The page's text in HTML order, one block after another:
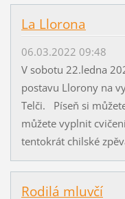
La Llorona
06.03.2022 09:48
V sobotu 22.ledna
postavu Llorony na
Telči. Píseň si
můžete vyplnit
tentokrát chilské
Rodilá mluvčí